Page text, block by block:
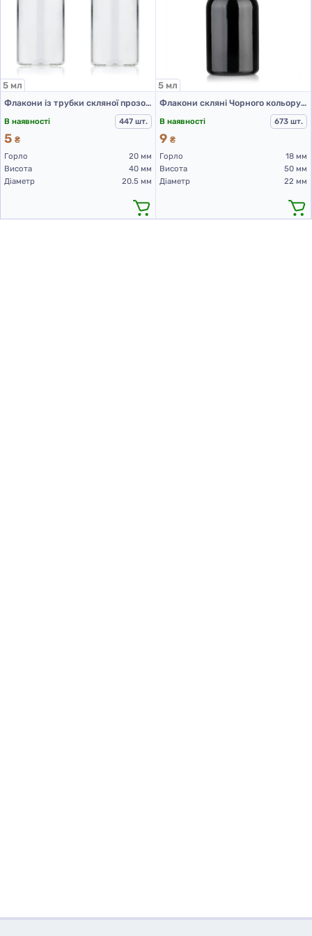
5 мл
Флакони із трубки скляної прозорі для Л-П 5 мл, BL (320 шт. упаковка)
В наявності
447 шт.
5 ₴
Горло
20 мм
Висота
40 мм
Діаметр
20.5 мм
5 мл
Флакони скляні Чорного кольору з гвинтовою горловиною 5 мл, DIN 18, для Л-П ( скляний флакон 5 мл )
В наявності
673 шт.
9 ₴
Горло
18 мм
Висота
50 мм
Діаметр
22 мм